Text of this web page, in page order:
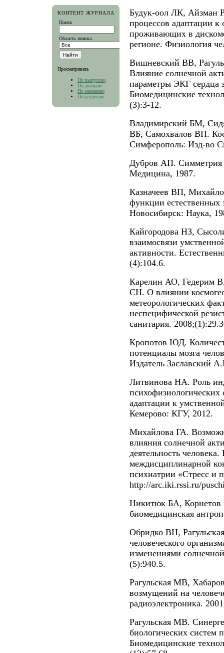
КОНТЕНТ ЖУРНАЛА
Поиск
Область поиска
Просматривать
По выпускам
По авторам
По названию
По разделам
Будук-оол ЛК, Айзман
процессов адаптации к
проживающих в
регионе. Физиология
Вишневский ВВ,
Влияние солнечной
параметры ЭКГ сердца
Биомедицинские
(3):3-12.
Владимирский БМ,
ВБ, Самохвалов ВП.
Симферополь: Изд-во
Дубров АП. Симметрия
Медицина, 1987.
Казначеев ВП,
функции естественных
Новосибирск: Наука,
Кайгородова НЗ,
взаимосвязи
активности.
(4):104.6.
Карелин АО, Гедерим
СН. О влиянии
метеорологических
неспецифической
санитария.
Кропотов ЮД.
потенциалы мозга
Издатель Заславский
Литвинова НА. Роль
психофизиологических
адаптации к
Кемерово: КГУ, 2012.
Михайлова ГА.
влияния солнечной
деятельность
междисциплинарной
психиатрии «Cтресс и
http://arc.iki.rssi.ru/
Никитюк БА, Корнетов
биомедицинская
Обридко ВН,
человеческого
изменениями
(5):940.5.
Рагульская МВ,
возмущений на
радиоэлектроника.
Рагульская МВ.
биологических систем
Биомедицинские